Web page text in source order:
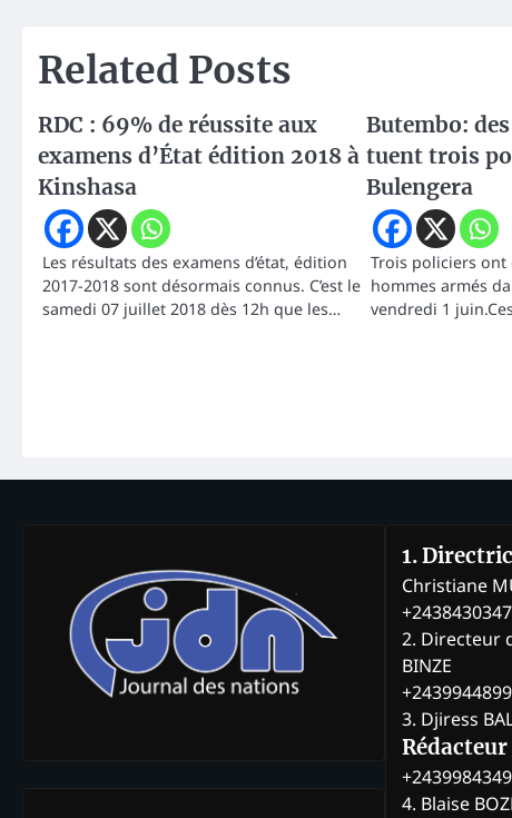
Related Posts
RDC : 69% de réussite aux
examens d’État édition 2018 à
Kinshasa
Les résultats des examens d’état, édition
2017-2018 sont désormais connus. C’est le
samedi 07 juillet 2018 dès 12h que les…
Butembo:
tuent trois
Bulengera
Trois policiers ont
hommes armés
vendredi 1
1.
Christiane
2. Directeur
BINZE
3. Djiress
Rédacteur
4. Blaise